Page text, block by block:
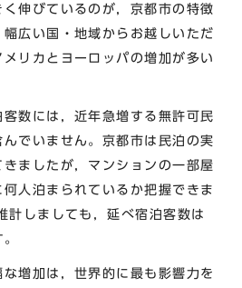
伸びているのが，京都市の特徴
広い国・地域からお越しいただ
リカとヨーロッパの増加が多い
数には，近年急増する無許可民
でいません。京都市は民泊の実
ましたが，マンションの一部屋
人泊まられているか把握できま
計しましても，延べ宿泊客数は
増加は，世界的に最も影響力を